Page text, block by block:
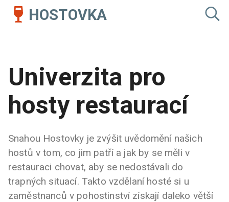
HOSTOVKA
Univerzita pro
hosty restaurací
Snahou Hostovky je zvýšit uvědomění našich
hostů v tom, co jim patří a jak by se měli v
restauraci chovat, aby se nedostávali do
trapných situací. Takto vzdělaní hosté si u
zaměstnanců v pohostinství získají daleko větší